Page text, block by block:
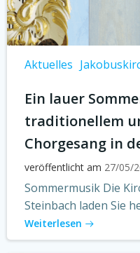
Aktuelles
Ein lauer
traditionellem
Chorgesang in
veröffentlicht am 27/05/
Sommermusik Die
Steinbach laden Sie
Weiterlesen